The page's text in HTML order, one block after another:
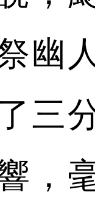
幽
三
，